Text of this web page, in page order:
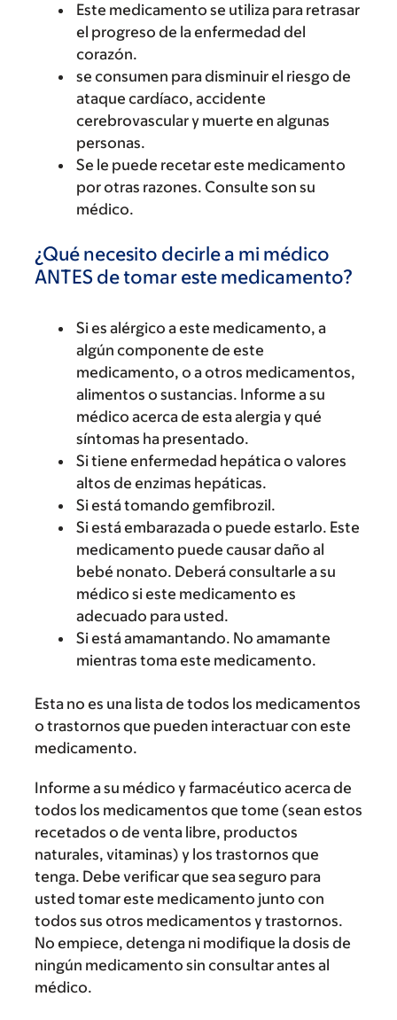
Este medicamento se utiliza para retrasar
el progreso de la enfermedad del
corazón.
se consumen para disminuir el riesgo de
ataque cardíaco, accidente
cerebrovascular y muerte en algunas
personas.
Se le puede recetar este medicamento
por otras razones. Consulte son su
médico.
¿Qué necesito decirle a mi médico
ANTES de tomar este medicamento?
Si es alérgico a este medicamento, a
algún componente de este
medicamento, o a otros medicamentos,
alimentos o sustancias. Informe a su
médico acerca de esta alergia y qué
síntomas ha presentado.
Si tiene enfermedad hepática o valores
altos de enzimas hepáticas.
Si está tomando gemfibrozil.
Si está embarazada o puede estarlo. Este
medicamento puede causar daño al
bebé nonato. Deberá consultarle a su
médico si este medicamento es
adecuado para usted.
Si está amamantando. No amamante
mientras toma este medicamento.
Esta no es una lista de todos los medicamentos
o trastornos que pueden interactuar con este
medicamento.
Informe a su médico y farmacéutico acerca de
todos los medicamentos que tome (sean estos
recetados o de venta libre, productos
naturales, vitaminas) y los trastornos que
tenga. Debe verificar que sea seguro para
usted tomar este medicamento junto con
todos sus otros medicamentos y trastornos.
No empiece, detenga ni modifique la dosis de
ningún medicamento sin consultar antes al
médico.